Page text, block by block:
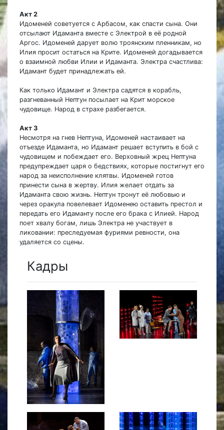
Акт 2
Идоменей советуется с Арбасом, как спасти сына. Они
отсылают Идаманта вместе с Электрой в её родной
Аргос. Идоменей дарует волю троянским пленникам, но
Илия просит остаться на Крите. Идоменей догадывается
о взаимной любви Илии и Идаманта. Электра счастлива:
Идамант будет принадлежать ей.
Как только Идамант и Электра садятся в корабль,
разгневанный Нептун посылает на Крит морское
чудовище. Народ в страхе разбегается.
Акт 3
Несмотря на гнев Нептуна, Идоменей настаивает на
отъезде Идаманта, но Идамант решает вступить в бой с
чудовищем и побеждает его. Верховный жрец Нептуна
предупреждает царя о бедствиях, которые постигнут его
народ за неисполнение клятвы. Идоменей готов
принести сына в жертву. Илия желает отдать за
Идаманта свою жизнь. Нептун тронут её любовью и
через оракула повелевает Идоменею оставить престол и
передать его Идаманту после его брака с Илией. Народ
поет хвалу богам, лишь Электра не участвует в
ликовании: преследуемая фуриями ревности, она
удаляется со сцены.
Кадры